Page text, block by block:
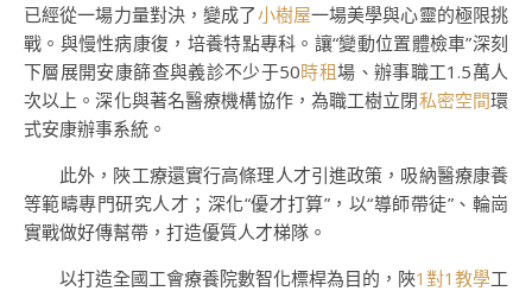
已經從一場力量對決，變成了小樹屋一場美學與心靈的極限挑
戰。與慢性病康復，培養特點專科。讓“變動位置體檢車”深刻
下層展開安康篩查與義診不少于50時租場、辦事職工1.5萬人
次以上。深化與著名醫療機構協作，為職工樹立閉私密空間環
式安康辦事系統。
此外，陜工療還實行高條理人才引進政策，吸納醫療康養
等範疇專門研究人才；深化“優才打算”，以“導師帶徒”、輪崗
實戰做好傳幫帶，打造優質人才梯隊。
以打造全國工會療養院數智化標桿為目的，陜1對1教學工